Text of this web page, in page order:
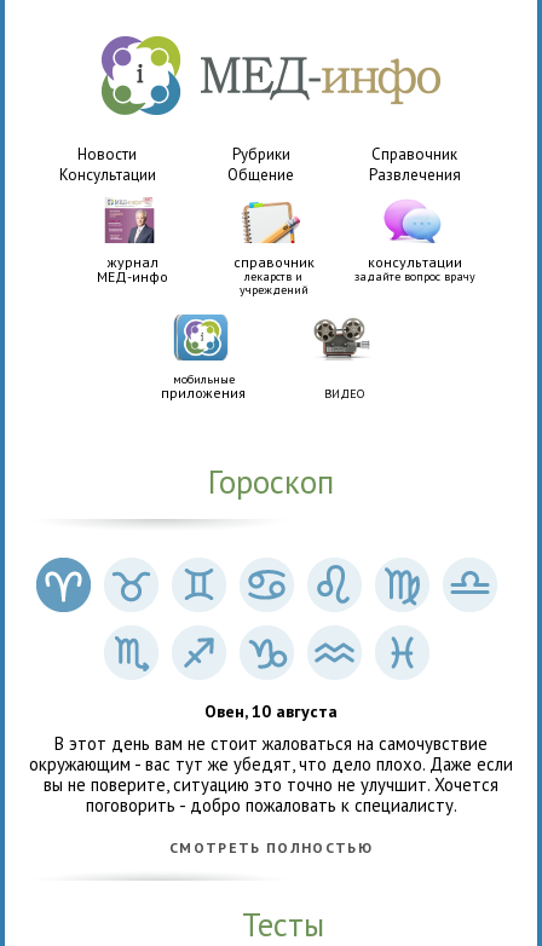
Новости Рубрики
Справочник
Консультации
Общение Развлечения
журнал
МЕД-инфо
справочник
лекарств и
учреждений
консультации
задайте вопрос врачу
мобильные
приложения ВИДЕО
Гороскоп
Овен, 10 августа
В этот день вам не стоит жаловаться на самочувствие
окружающим - вас тут же убедят, что дело плохо. Даже если
вы не поверите, ситуацию это точно не улучшит. Хочется
поговорить - добро пожаловать к специалисту.
СМОТРЕТЬ ПОЛНОСТЬЮ
Тесты